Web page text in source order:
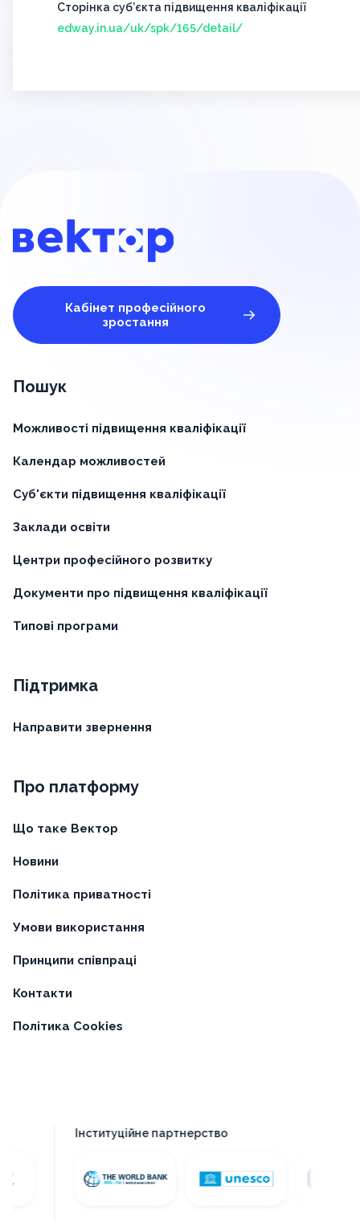
Сторінка суб’єкта підвищення кваліфікації
edway.in.ua/uk/spk/165/detail/
Кабінет професійного
зростання
Пошук
Можливості підвищення кваліфікації
Календар можливостей
Суб'єкти підвищення кваліфікації
Заклади освіти
Центри професійного розвитку
Документи про підвищення кваліфікації
Типові програми
Підтримка
Направити звернення
Про платформу
Що таке Вектор
Новини
Політика приватності
Умови використання
Принципи співпраці
Контакти
Політика Cookies
Інституційне партнерство